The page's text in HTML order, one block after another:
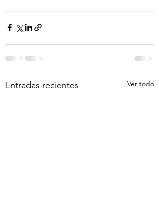
Entradas recientes Ver todo